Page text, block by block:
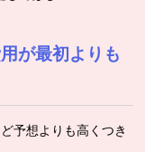
が最初よりも
予想よりも高くつき